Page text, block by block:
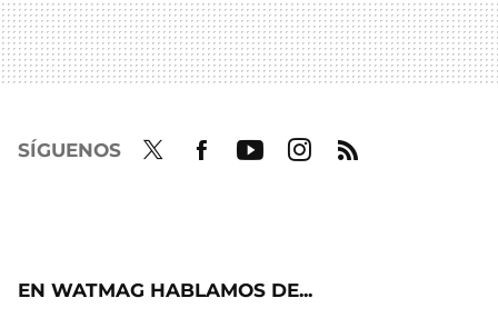
SÍGUENOS
EN WATMAG HABLAMOS DE...